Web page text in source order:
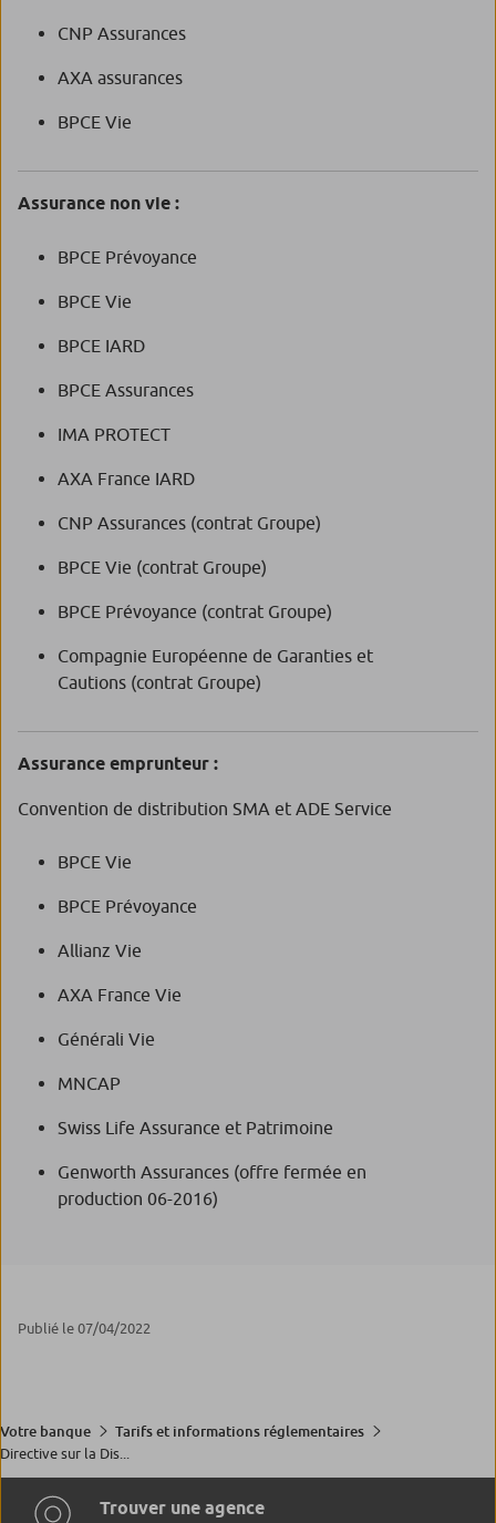
CNP Assurances
AXA assurances
BPCE Vie
Assurance non vie :
BPCE Prévoyance
BPCE Vie
BPCE IARD
BPCE Assurances
IMA PROTECT
AXA France IARD
CNP Assurances (contrat Groupe)
BPCE Vie (contrat Groupe)
BPCE Prévoyance (contrat Groupe)
Compagnie Européenne de Garanties et
Cautions (contrat Groupe)
Assurance emprunteur :
Convention de distribution SMA et ADE Service
BPCE Vie
BPCE Prévoyance
Allianz Vie
AXA France Vie
Générali Vie
MNCAP
Swiss Life Assurance et Patrimoine
Genworth Assurances (offre fermée en
production 06-2016)
Publié le 07/04/2022
Votre banque
Tarifs et informations réglementaires
Directive sur la Dis...
Trouver une agence